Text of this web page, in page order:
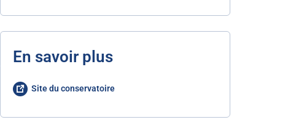
En savoir plus
Site du conservatoire